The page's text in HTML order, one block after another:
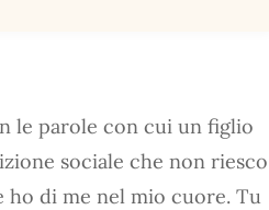
le parole con cui un figlio
sociale che non riesco
ho di me nel mio cuore. Tu